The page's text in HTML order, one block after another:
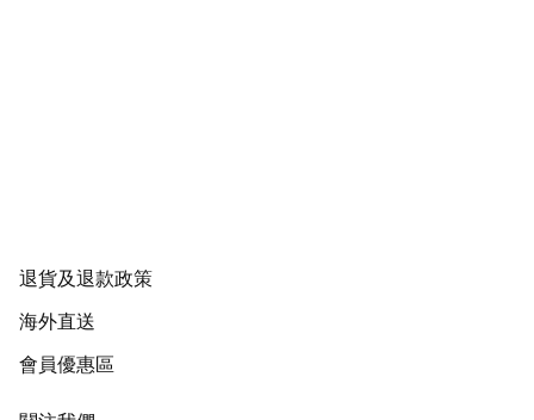
退貨及退款政策
海外直送
會員優惠區